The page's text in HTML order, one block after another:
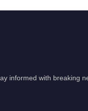
informed with breaking